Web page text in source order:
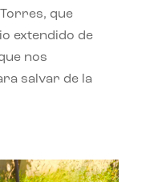
que
extendido de
nos
salvar de la